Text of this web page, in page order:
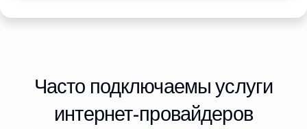
Часто подключаемы услуги
интернет-провайдеров